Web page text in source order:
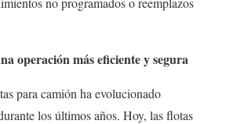
operación más eficiente y segura
para camión ha evolucionado
los últimos años. Hoy, las flotas